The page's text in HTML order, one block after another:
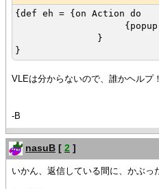
{def eh = {on Action do
{popup-
}
}
VLEは分からないので、誰かヘルプ
-B
nasuB [ 2 ]
いかん、返信している間に、かぶっ